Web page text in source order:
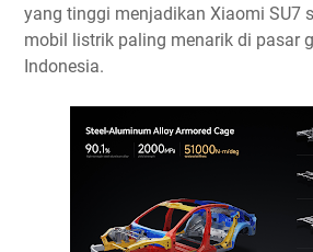
yang tinggi menjadikan Xiaomi SU7
mobil listrik paling menarik di pasar
Indonesia.